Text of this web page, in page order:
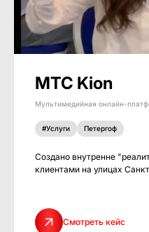
МТС Kion
Мультимедийная онлайн-
#Услуги Петергоф
Создано внутренне
клиентами на улицах
Смотреть кейс